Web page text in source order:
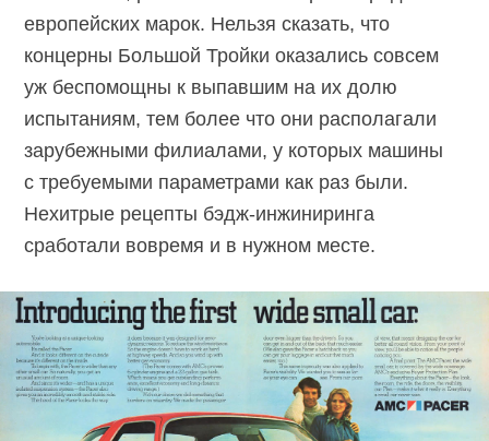
европейских марок. Нельзя сказать, что
концерны Большой Тройки оказались совсем
уж беспомощны к выпавшим на их долю
испытаниям, тем более что они располагали
зарубежными филиалами, у которых машины
с требуемыми параметрами как раз были.
Нехитрые рецепты бэдж-инжиниринга
сработали вовремя и в нужном месте.